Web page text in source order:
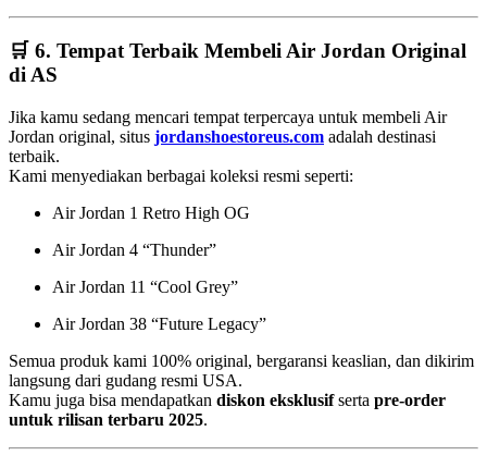
🛒 6. Tempat Terbaik Membeli Air Jordan Original
di AS
Jika kamu sedang mencari tempat terpercaya untuk membeli Air
Jordan original, situs jordanshoestoreus.com adalah destinasi
terbaik.
Kami menyediakan berbagai koleksi resmi seperti:
Air Jordan 1 Retro High OG
Air Jordan 4 “Thunder”
Air Jordan 11 “Cool Grey”
Air Jordan 38 “Future Legacy”
Semua produk kami 100% original, bergaransi keaslian, dan dikirim
langsung dari gudang resmi USA.
Kamu juga bisa mendapatkan diskon eksklusifserta pre-order
untuk rilisan terbaru 2025.